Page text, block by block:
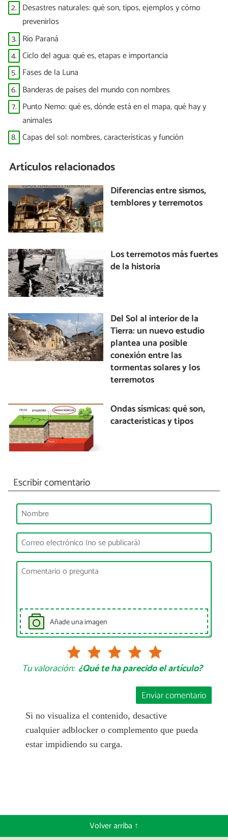
Mundial”
2. Desastres naturales: qué son, tipos, ejemplos y cómo
prevenirlos
3. Río Paraná
4. Ciclo del agua: qué es, etapas e importancia
5. Fases de la Luna
6. Banderas de países del mundo con nombres
7. Punto Nemo: qué es, dónde está en el mapa, qué hay y
animales
8. Capas del sol: nombres, características y función
Artículos relacionados
Diferencias entre sismos,
temblores y terremotos
Los terremotos más fuertes
de la historia
Del Sol al interior de la
Tierra: un nuevo estudio
plantea una posible
conexión entre las
tormentas solares y los
terremotos
Ondas sísmicas: qué son,
características y tipos
Escribir comentario
Añade una imagen
Tu valoración: ¿Qué te ha parecido el artículo?
Enviar comentario
Si no visualiza el contenido, desactive
cualquier adblocker o complemento que pueda
estar impidiendo su carga.
Volver arriba ↑